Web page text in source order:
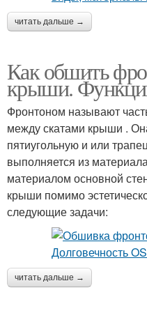
читать дальше →
Как обшить
крыши.
Фронтоном называют
между скатами крыши .
пятиугольную и или
выполняется из
материалом основной
крыши помимо
следующие задачи:
читать дальше →